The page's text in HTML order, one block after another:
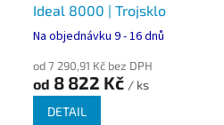
Ideal 8000 | Trojsklo
Na objednávku 9 - 16 dnů
od 7 290,91 Kč bez DPH
od 8 822 Kč / ks
DETAIL